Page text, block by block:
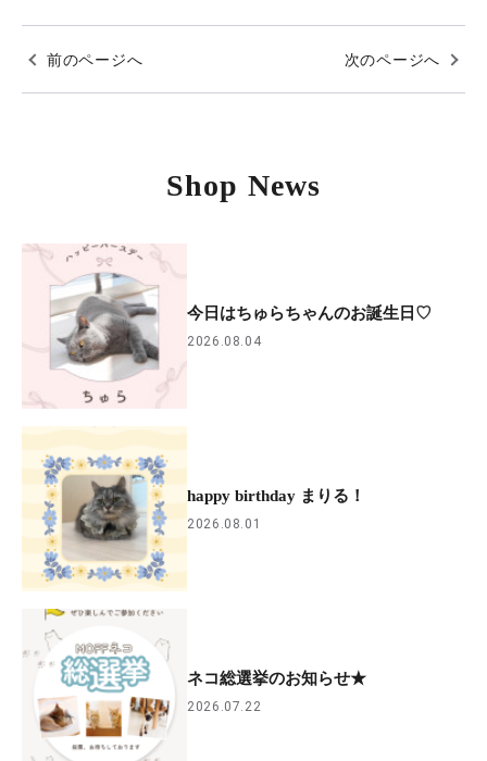
前のページへ 次のページへ
Shop News
今日はちゅらちゃんのお誕生日♡
2026.08.04
happy birthday まりる！
2026.08.01
ネコ総選挙のお知らせ★
2026.07.22